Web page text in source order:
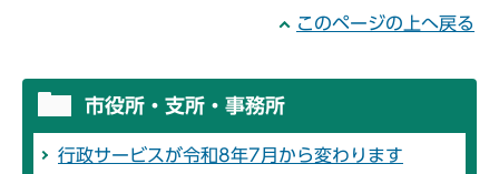
このページの上へ戻る
市役所・支所・事務所
行政サービスが令和8年7月から変わります